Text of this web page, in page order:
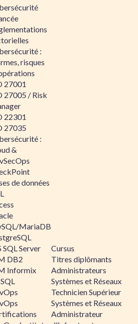
:
risques
27001
27005 / Risk
22301
27035
:
&
de données
MariaDB
SQL Server
DB2
Informix
Cursus
Titres diplômants
Administrateurs
Systèmes et Réseaux
Technicien Supérieur
Systèmes et Réseaux
Administrateur